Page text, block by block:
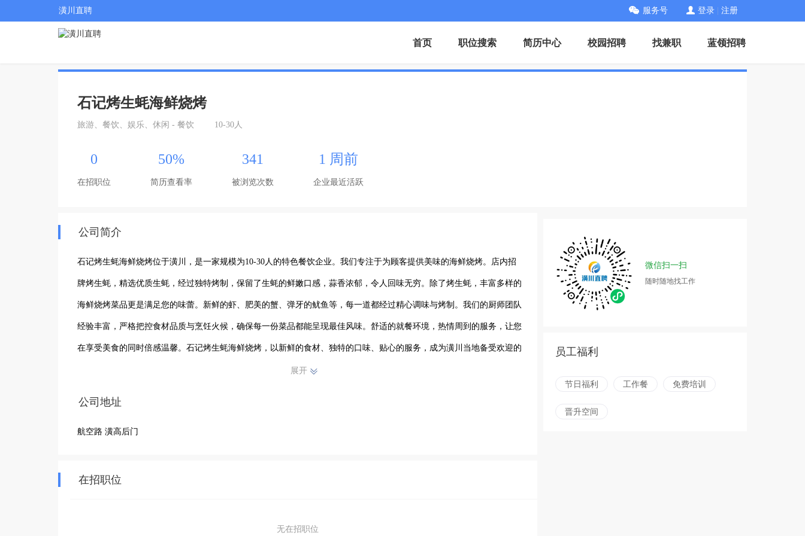
潢川直聘 服务号 登录 注册
首页 职位搜索 简历中心 校园招聘 找兼职 蓝领招聘
石记烤生蚝海鲜烧烤
旅游、餐饮、娱乐、休闲 - 餐饮 10-30人
0
在招职位
50%
简历查看率
341
被浏览次数
1 周前
企业最近活跃
公司简介
石记烤生蚝海鲜烧烤位于潢川，是一家规模为10-30人的特色餐饮企业。我们专注于为顾客提供美味的海鲜烧烤。店内招
牌烤生蚝，精选优质生蚝，经过独特烤制，保留了生蚝的鲜嫩口感，蒜香浓郁，令人回味无穷。除了烤生蚝，丰富多样的
海鲜烧烤菜品更是满足您的味蕾。新鲜的虾、肥美的蟹、弹牙的鱿鱼等，每一道都经过精心调味与烤制。我们的厨师团队
经验丰富，严格把控食材品质与烹饪火候，确保每一份菜品都能呈现最佳风味。舒适的就餐环境，热情周到的服务，让您
在享受美食的同时倍感温馨。石记烤生蚝海鲜烧烤，以新鲜的食材、独特的口味、贴心的服务，成为潢川当地备受欢迎的
海鲜烧烤好去处，欢迎广大食客前来品尝，一同感受海鲜烧烤的独特魅力。
展开
公司地址
航空路 潢高后门
在招职位
无在招职位
微信扫一扫
随时随地找工作
员工福利
节日福利 工作餐 免费培训
晋升空间